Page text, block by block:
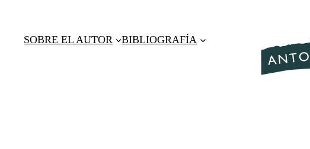
contenido
SOBRE EL AUTOR BIBLIOGRAFÍA